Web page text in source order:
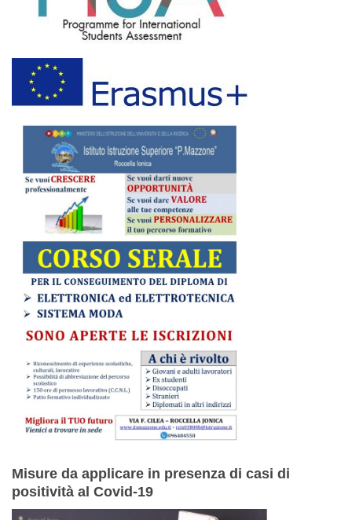
Misure da applicare in presenza di casi di
positività al Covid-19